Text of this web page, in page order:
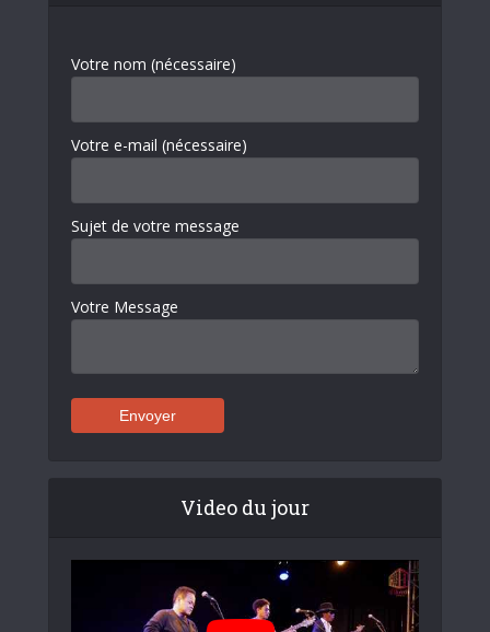
Votre nom (nécessaire)
Votre e-mail (nécessaire)
Sujet de votre message
Votre Message
Video du jour